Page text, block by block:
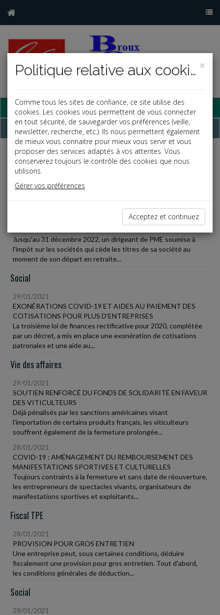
Base documentaire
Dépêches
Liste des dernières dépêches
Fiscal TPE
CESSION DE TITRES ET DÉPART EN RETRAITE DU
Jusqu'au 31 décembre 2022, un dirigeant de PME soumise à
l'impôt sur les sociétés qui cède les titres de sa société au
moment de son départ en retraite...
Social
29/01/2021
EXONÉRATIONS COVID-19 ET AIDES AU PAIEMENT DES
COTISATIONS POUR PLUS D'ENTREPRISES
La troisième loi de finances rectificative pour 2020, complétée
par un décret, a mis en place une exonération de cotisations
patronales et une aide au...
Vie des affaires
29/01/2021
SOUTIEN RENFORCÉ DU FONDS DE SOLIDARITÉ EN FAVEUR
DES VITICULTEURS
Déjà pénalisés par les sanctions américaines visant
l'importation de certains produits français, les viticulteurs
souffrent également de la fermeture prolongée...
28/01/2021
COVID-19 : AMÉNAGEMENT DU REMBOURSEMENT DES
MANIFESTATIONS SPORTIVES ET CULTURELLES
Toujours contraints à la fermeture et sans date de réouverture,
les entrepreneurs de spectacles vivants, organisateurs de
manifestations sportives et exploitants...
Fiscal TPE
28/01/2021
PROVISION POUR GROS ENTRETIEN
Une entreprise peut, sous certaines conditions, déduire
fiscalement une provision pour gros entretien. Tout d'abord,
les conditions générales de déduction...
Social
28/01/2021
×
Politique relative aux cookies
Comme tous les sites de confiance, ce site utilise des
cookies. Les cookies vous permettent de vous connecter
en tout sécurité, de sauvegarder vos préférences (veille,
newsletter, recherche, etc.). Ils nous permettent également
de mieux vous connaitre pour mieux vous servir et vous
proposer des services adaptés à vos attentes. Vous
conserverez toujours le contrôle des cookies que nous
utilisons.
Gérer vos préférences
Acceptez et continuez